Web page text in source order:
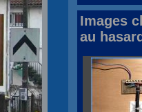
Images
au